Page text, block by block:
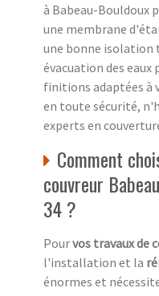
à Babeau-Bouldoux
une membrane
une bonne isolation
évacuation des
finitions adaptées à
en toute sécurité,
experts en
Comment
couvreur
34 ?
Pourvos travaux de
l'installation et la
énormes et